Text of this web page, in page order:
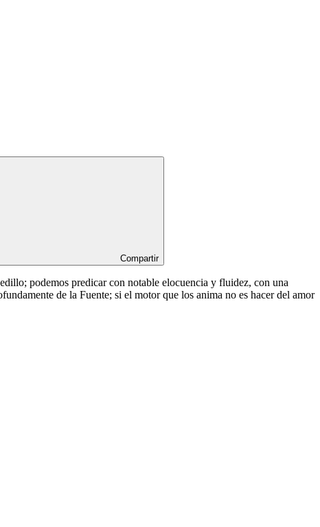
Compartir
podemos predicar con notable elocuencia y fluidez, con una
de la Fuente; si el motor que los anima no es hacer del amor